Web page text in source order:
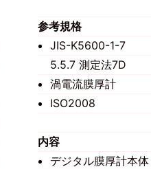
参考規格
JIS-K5600-1-7
5.5.7 測定法7D
渦電流膜厚計
ISO2008
内容
デジタル膜厚計本